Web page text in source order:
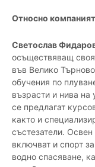
Относно
Светослав
осъществяващ
във Велико
обучения по
възрасти и нива на
се предлагат
както и
състезатели.
включват и спорт
водно спасяване,